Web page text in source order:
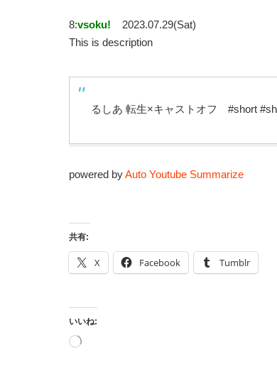
8:vsoku!
2023.07.29(Sat)
This is description
るしあ 転生×キャストオフ #short
powered byAuto Youtube Summarize
共有:
X Facebook Tumblr
いいね:
読
み